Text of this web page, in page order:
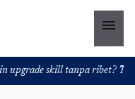
menu
upgrade skill tanpa ribet?